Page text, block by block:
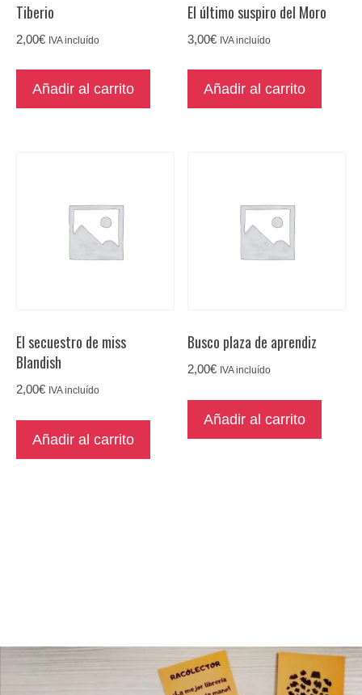
Tiberio
2,00€ IVA incluído
Añadir al carrito
El último suspiro del Moro
3,00€ IVA incluído
Añadir al carrito
El secuestro de miss
Blandish
2,00€ IVA incluído
Añadir al carrito
Busco plaza de aprendiz
2,00€ IVA incluído
Añadir al carrito